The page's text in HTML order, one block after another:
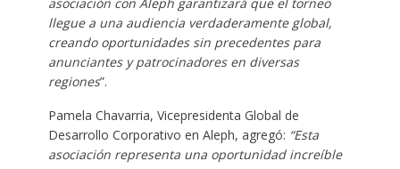
llegue a una audiencia verdaderamente global,
creando oportunidades sin precedentes para
anunciantes y patrocinadores en diversas
regiones”.
Pamela Chavarria, Vicepresidenta Global de
Desarrollo Corporativo en Aleph, agregó: “Esta
asociación representa una oportunidad increíble